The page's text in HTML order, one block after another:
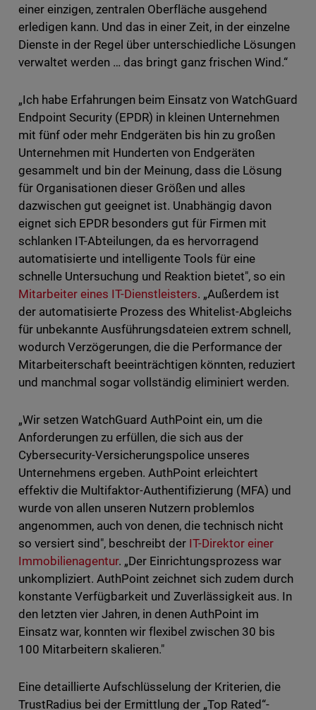
einer einzigen, zentralen Oberfläche ausgehend
erledigen kann. Und das in einer Zeit, in der einzelne
Dienste in der Regel über unterschiedliche Lösungen
verwaltet werden … das bringt ganz frischen Wind.“
„Ich habe Erfahrungen beim Einsatz von WatchGuard
Endpoint Security (EPDR) in kleinen Unternehmen
mit fünf oder mehr Endgeräten bis hin zu großen
Unternehmen mit Hunderten von Endgeräten
gesammelt und bin der Meinung, dass die Lösung
für Organisationen dieser Größen und alles
dazwischen gut geeignet ist. Unabhängig davon
eignet sich EPDR besonders gut für Firmen mit
schlanken IT-Abteilungen, da es hervorragend
automatisierte und intelligente Tools für eine
schnelle Untersuchung und Reaktion bietet", so ein
Mitarbeiter eines IT-Dienstleisters. „Außerdem ist
der automatisierte Prozess des Whitelist-Abgleichs
für unbekannte Ausführungsdateien extrem schnell,
wodurch Verzögerungen, die die Performance der
Mitarbeiterschaft beeinträchtigen könnten, reduziert
und manchmal sogar vollständig eliminiert werden.
„Wir setzen WatchGuard AuthPoint ein, um die
Anforderungen zu erfüllen, die sich aus der
Cybersecurity-Versicherungspolice unseres
Unternehmens ergeben. AuthPoint erleichtert
effektiv die Multifaktor-Authentifizierung (MFA) und
wurde von allen unseren Nutzern problemlos
angenommen, auch von denen, die technisch nicht
so versiert sind", beschreibt der IT-Direktor einer
Immobilienagentur. „Der Einrichtungsprozess war
unkompliziert. AuthPoint zeichnet sich zudem durch
konstante Verfügbarkeit und Zuverlässigkeit aus. In
den letzten vier Jahren, in denen AuthPoint im
Einsatz war, konnten wir flexibel zwischen 30 bis
100 Mitarbeitern skalieren."
Eine detaillierte Aufschlüsselung der Kriterien, die
TrustRadius bei der Ermittlung der „Top Rated“-